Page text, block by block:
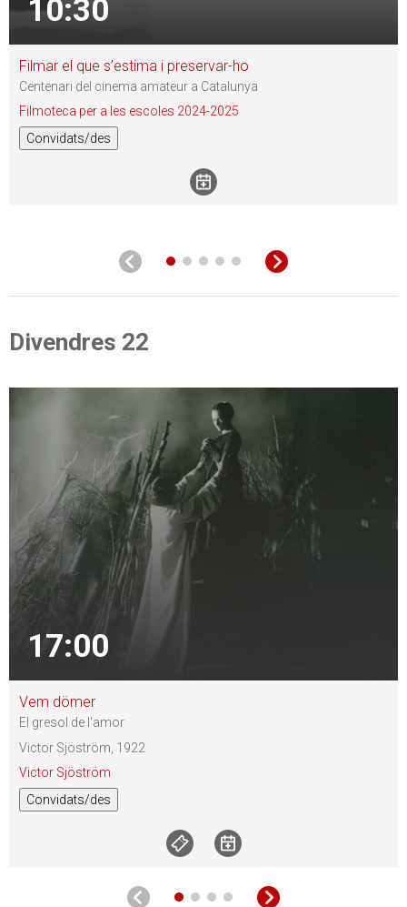
10:30
Filmar el que s’estima i preservar-ho
Centenari del cinema amateur a Catalunya
Filmoteca per a les escoles 2024-2025
Convidats/des
Divendres 22
17:00
Vem dömer
El gresol de l'amor
Victor Sjöström, 1922
Victor Sjöström
Convidats/des